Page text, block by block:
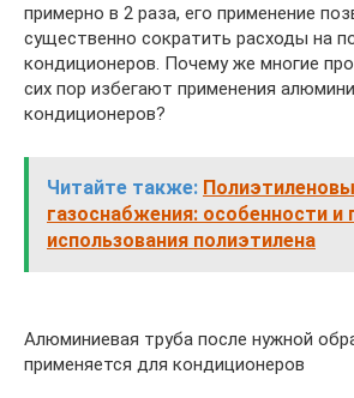
примерно в 2 раза, его применение
существенно сократить расходы на
кондиционеров. Почему же многие
сих пор избегают применения
кондиционеров?
Читайте также:
газоснабжения: особенности
использования полиэтилена
Алюминиевая труба после нужной
применяется для кондиционеров